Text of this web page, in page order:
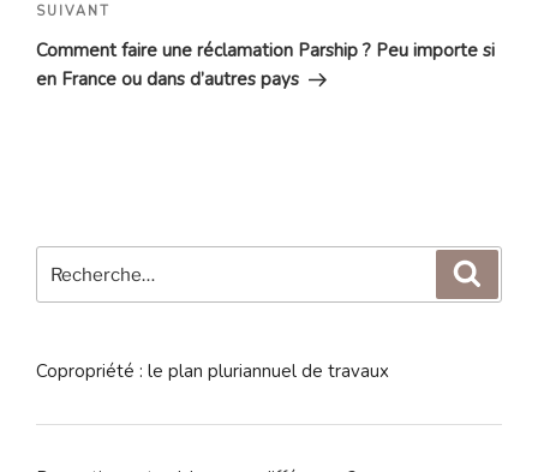
Article
suivant
SUIVANT
Comment faire une réclamation Parship ? Peu importe si
en France ou dans d’autres pays
pour
Copropriété : le plan pluriannuel de travaux